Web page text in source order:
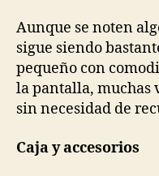
Aunque se noten
sigue siendo
pequeño con
la pantalla, muchas
sin necesidad de
Caja y accesorios